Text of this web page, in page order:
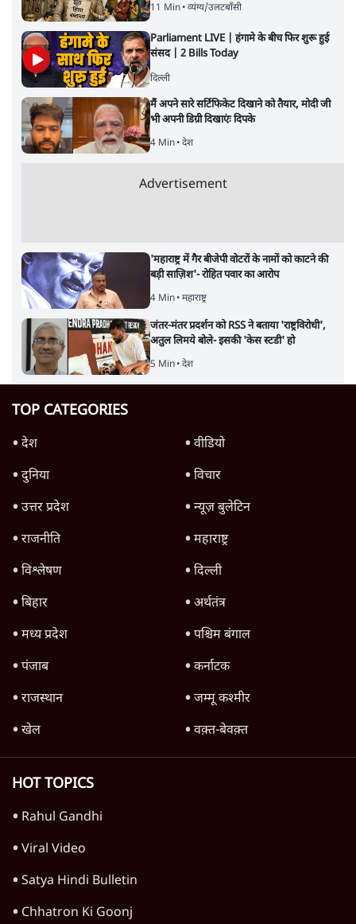
11 Min• व्यंग्य/उलटबाँसी
Parliament LIVE | हंगामे के बीच फिर शुरू हुई
संसद | 2 Bills Today
दिल्ली
मैं अपने सारे सर्टिफिकेट दिखाने को तैयार, मोदी जी
भी अपनी डिग्री दिखाएंः दिपके
4 Min• देश
Advertisement
'महाराष्ट्र में गैर बीजेपी वोटरों के नामों को काटने की
बड़ी साज़िश'- रोहित पवार का आरोप
4 Min• महाराष्ट्र
जंतर-मंतर प्रदर्शन को RSS ने बताया 'राष्ट्रविरोधी',
अतुल लिमये बोले- इसकी 'केस स्टडी' हो
5 Min• देश
TOP CATEGORIES
देश
वीडियो
दुनिया
विचार
उत्तर प्रदेश
न्यूज़ बुलेटिन
राजनीति
महाराष्ट्र
विश्लेषण
दिल्ली
बिहार
अर्थतंत्र
मध्य प्रदेश
पश्चिम बंगाल
पंजाब
कर्नाटक
राजस्थान
जम्मू कश्मीर
खेल
वक़्त-बेवक़्त
HOT TOPICS
Rahul Gandhi
Viral Video
Satya Hindi Bulletin
Chhatron Ki Goonj